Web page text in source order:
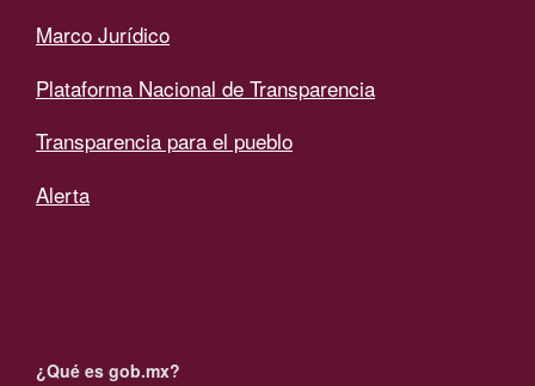
Marco Jurídico
Plataforma Nacional de Transparencia
Transparencia para el pueblo
Alerta
¿Qué es gob.mx?